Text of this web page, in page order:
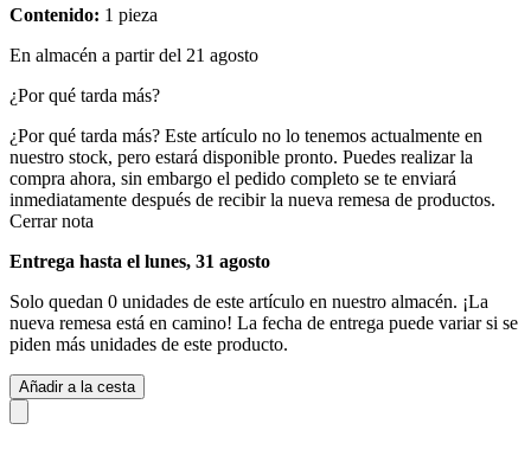
Contenido: 1 pieza
En almacén a partir del 21 agosto
¿Por qué tarda más?
¿Por qué tarda más? Este artículo no lo tenemos actualmente en
nuestro stock, pero estará disponible pronto. Puedes realizar la
compra ahora, sin embargo el pedido completo se te enviará
inmediatamente después de recibir la nueva remesa de productos.
Cerrar nota
Entrega hasta el lunes, 31 agosto
Solo quedan 0 unidades de este artículo en nuestro almacén. ¡La
nueva remesa está en camino! La fecha de entrega puede variar si se
piden más unidades de este producto.
Añadir a la cesta